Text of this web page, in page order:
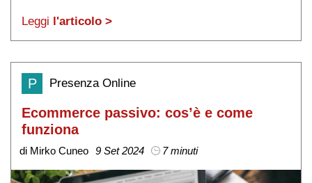
Leggi l'articolo >
P Presenza Online
Ecommerce passivo: cos’è e come
funziona
di Mirko Cuneo 9 Set 2024 7 minuti